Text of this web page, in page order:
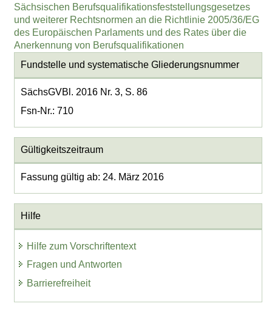
Sächsischen Berufsqualifikationsfeststellungsgesetzes
und weiterer Rechtsnormen an die Richtlinie 2005/36/EG
des Europäischen Parlaments und des Rates über die
Anerkennung von Berufsqualifikationen
Fundstelle und systematische Gliederungsnummer
SächsGVBl. 2016 Nr. 3, S. 86
Fsn-Nr.: 710
Gültigkeitszeitraum
Fassung gültig ab: 24. März 2016
Hilfe
Hilfe zum Vorschriftentext
Fragen und Antworten
Barrierefreiheit